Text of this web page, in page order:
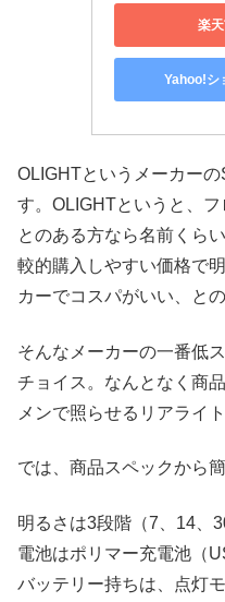
楽
Yahoo!シ
OLIGHTというメーカー
す。OLIGHTというと、
とのある方なら名前くら
較的購入しやすい価格で
カーでコスパがいい、と
そんなメーカーの一番低
チョイス。なんとなく商
メンで照らせるリアライ
では、商品スペックから簡
明るさは3段階（7、14、
電池はポリマー充電池（
バッテリー持ちは、点灯